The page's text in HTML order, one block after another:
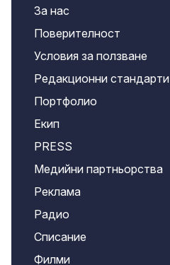
За нас
Поверителност
Условия за ползване
Редакционни стандарти
Портфолио
Екип
PRESS
Медийни партньорства
Реклама
Радио
Списание
Филми